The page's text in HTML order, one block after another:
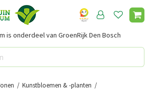
Kunstbloemen & -planten
is onderdeel van GroenRijk Den Bosch